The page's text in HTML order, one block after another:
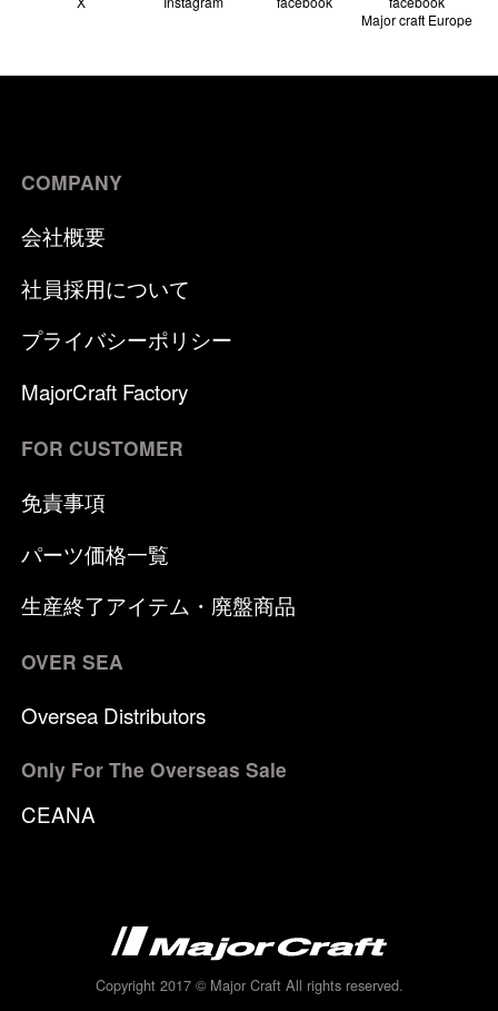
Major craft Europe
COMPANY
会社概要
社員採用について
プライバシーポリシー
MajorCraft Factory
FOR CUSTOMER
免責事項
パーツ価格一覧
生産終了アイテム・廃盤商品
OVER SEA
Oversea Distributors
Only For The Overseas Sale
CEANA
Copyright 2017 © Major Craft All rights reserved.